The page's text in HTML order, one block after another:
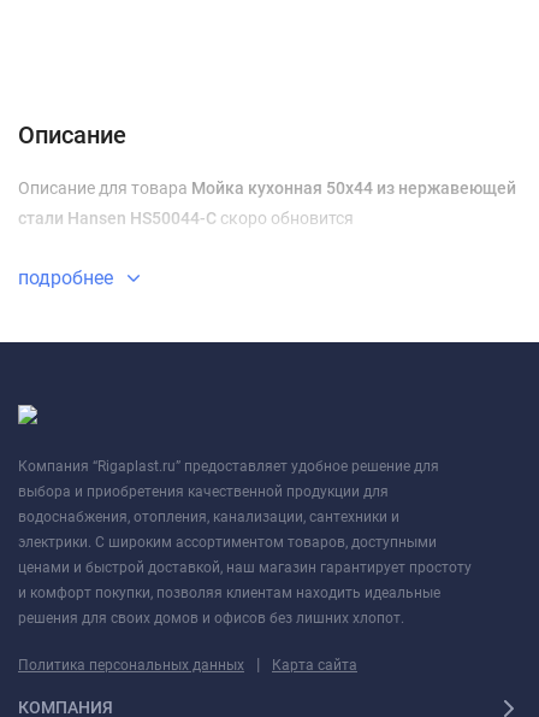
Описание
Описание для товара Мойка кухонная 50х44 из нержавеющей
стали Hansen HS50044-C скоро обновится
подробнее
Компания “Rigaplast.ru” предоставляет удобное решение для
выбора и приобретения качественной продукции для
водоснабжения, отопления, канализации, сантехники и
электрики. С широким ассортиментом товаров, доступными
ценами и быстрой доставкой, наш магазин гарантирует простоту
и комфорт покупки, позволяя клиентам находить идеальные
решения для своих домов и офисов без лишних хлопот.
Политика персональных данных | Карта сайта
КОМПАНИЯ